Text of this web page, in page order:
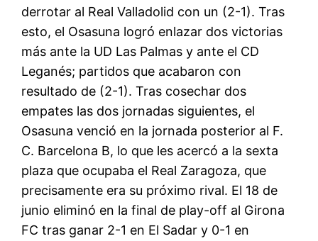
derrotar al Real Valladolid con un (2-1). Tras
esto, el Osasuna logró enlazar dos victorias
más ante la UD Las Palmas y ante el CD
Leganés; partidos que acabaron con
resultado de (2-1). Tras cosechar dos
empates las dos jornadas siguientes, el
Osasuna venció en la jornada posterior al F.
C. Barcelona B, lo que les acercó a la sexta
plaza que ocupaba el Real Zaragoza, que
precisamente era su próximo rival. El 18 de
junio eliminó en la final de play-off al Girona
FC tras ganar 2-1 en El Sadar y 0-1 en